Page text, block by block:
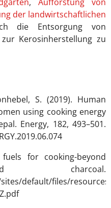
der landwirtschaftlichen
die Entsorgung von
Kerosinherstellung zu
S. (2019). Human
using cooking energy
Energy, 182, 493–501.
for cooking-beyond
charcoal.
default/files/